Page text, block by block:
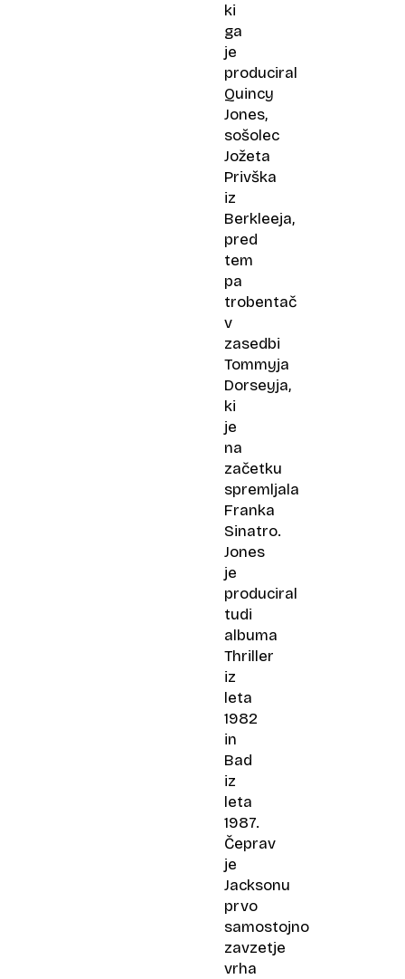
ki
ga
je
produciral
Quincy
Jones,
sošolec
Jožeta
Privška
iz
Berkleeja,
pred
tem
pa
trobentač
v
zasedbi
Tommyja
Dorseyja,
ki
je
na
začetku
spremljala
Franka
Sinatro.
Jones
je
produciral
tudi
albuma
Thriller
iz
leta
1982
in
Bad
iz
leta
1987.
Čeprav
je
Jacksonu
prvo
samostojno
zavzetje
vrha